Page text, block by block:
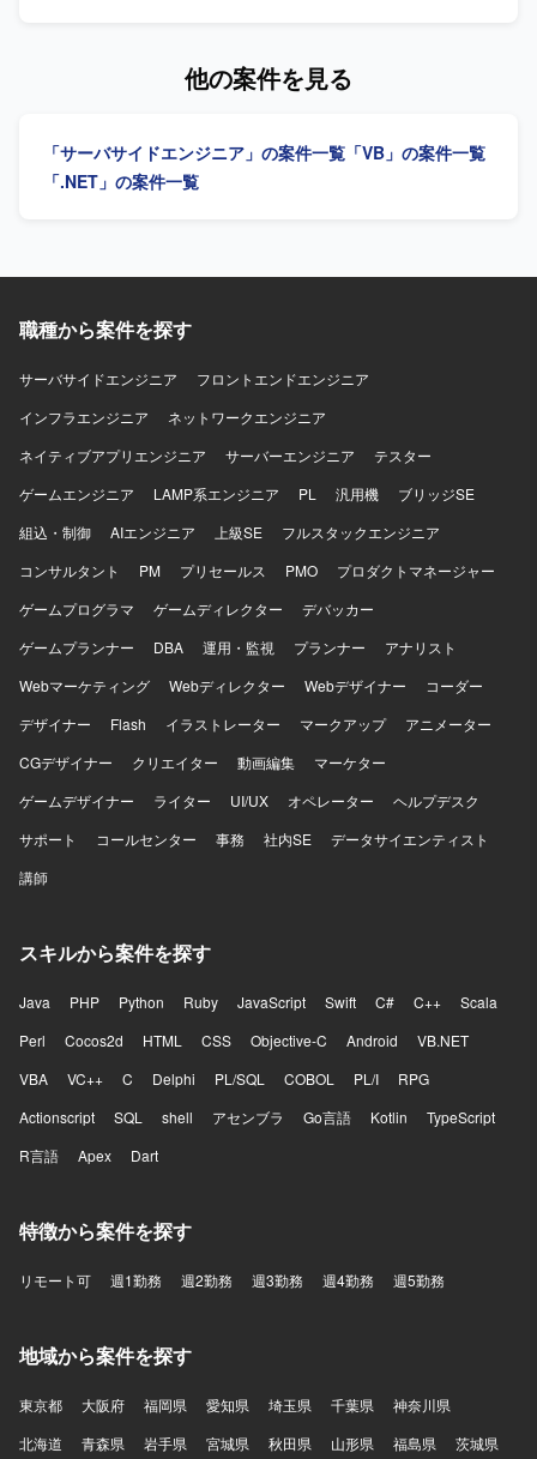
2003、2012）／Linux などの環境で稼働する業務系社内シ
ステムに関する知見を活かしつつ、詳細設計からテストま
他の案件を見る
「サーバサイドエンジニア」の案件一覧 「VB」の案件一覧
「.NET」の案件一覧
職種から案件を探す
サーバサイドエンジニア
フロントエンドエンジニア
インフラエンジニア
ネットワークエンジニア
ネイティブアプリエンジニア
サーバーエンジニア
テスター
ゲームエンジニア
LAMP系エンジニア PL 汎用機
ブリッジSE
組込・制御
AIエンジニア 上級SE
フルスタックエンジニア
コンサルタント
PM プリセールス PMO
プロダクトマネージャー
ゲームプログラマ
ゲームディレクター
デバッカー
ゲームプランナー
DBA 運用・監視 プランナー
アナリスト
Webマーケティング
Webディレクター Webデザイナー
コーダー
デザイナー
Flash イラストレーター マークアップ
アニメーター
CGデザイナー
クリエイター 動画編集
マーケター
ゲームデザイナー
ライター UI/UX オペレーター
ヘルプデスク
サポート
コールセンター 事務 社内SE
データサイエンティスト
講師
スキルから案件を探す
Java PHP Python Ruby JavaScript Swift C# C++
Scala
Perl
Cocos2d HTML CSS Objective-C Android
VB.NET
VBA
VC++ C Delphi PL/SQL COBOL PL/I
RPG
Actionscript
SQL shell アセンブラ Go言語 Kotlin
TypeScript
R言語
Apex Dart
特徴から案件を探す
リモート可 週1勤務 週2勤務 週3勤務 週4勤務 週5勤務
地域から案件を探す
東京都 大阪府 福岡県 愛知県 埼玉県 千葉県
神奈川県
北海道
青森県 岩手県 宮城県 秋田県 山形県 福島県 茨城県